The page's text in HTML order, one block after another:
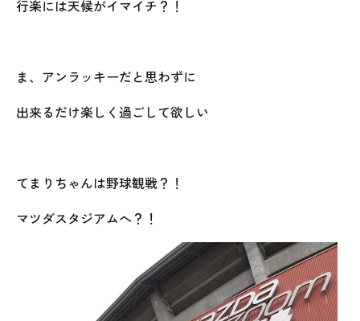
行楽には天候がイマイチ？！
ま、アンラッキーだと思わずに
出来るだけ楽しく過ごして欲しい
てまりちゃんは野球観戦？！
マツダスタジアムへ？！